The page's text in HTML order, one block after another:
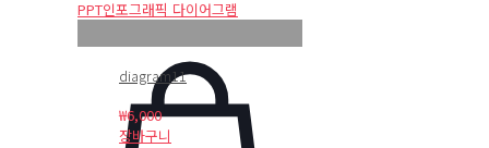
diagram11
₩6,000
장바구니